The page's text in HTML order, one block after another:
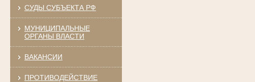
СУДЫ СУБЪЕКТА РФ
МУНИЦИПАЛЬНЫЕ
ОРГАНЫ ВЛАСТИ
ВАКАНСИИ
ПРОТИВОДЕЙСТВИЕ